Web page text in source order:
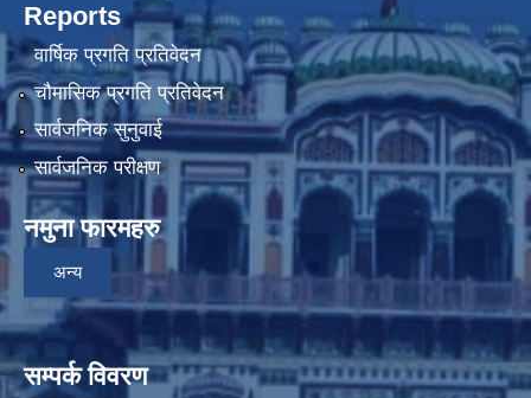
Reports
वार्षिक प्रगति प्रतिवेदन
चौमासिक प्रगति प्रतिवेदन
सार्वजनिक सुनुवाई
सार्वजनिक परीक्षण
नमुना फारमहरु
अन्य
सम्पर्क विवरण